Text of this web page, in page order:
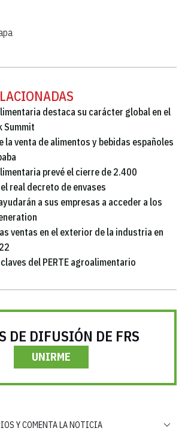
destaca su carácter global en el
Summit
la venta de alimentos y bebidas españoles
prevé el cierre de 2.400
real decreto de envases
a sus empresas a acceder a los
ventas en el exterior de la industria en
del PERTE agroalimentario
DE DIFUSIÓN DE FRS
UNIRME
Y COMENTA LA NOTICIA